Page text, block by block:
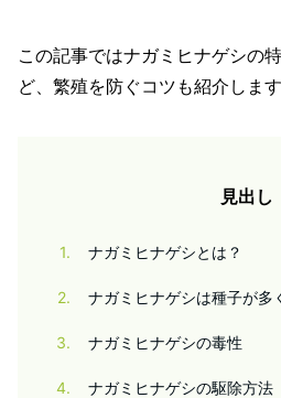
この記事ではナガミヒナゲシの
ど、繁殖を防ぐコツも紹介します
見出し
1 ナガミヒナゲシとは？
2 ナガミヒナゲシは種子が多
3 ナガミヒナゲシの毒性
4 ナガミヒナゲシの駆除方法